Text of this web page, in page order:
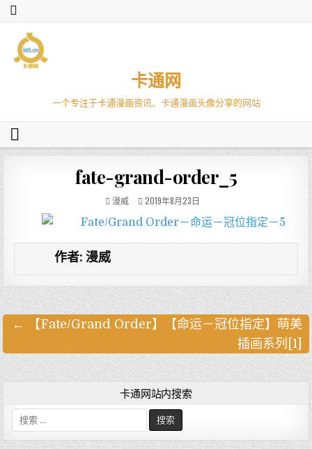
卡通网
一个专注于卡通漫画资讯、卡通漫画头像分享的网站
fate-grand-order_5
漫威 2019年8月23日
作者: 漫威
文
章
导
← 【Fate/Grand Order】【命运－冠位指定】萌美
插画系列[1]
卡通网站内搜索
搜
索
: